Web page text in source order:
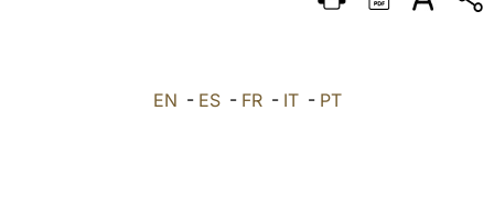
DEUTSCH
EN - ES- FR- IT- PT